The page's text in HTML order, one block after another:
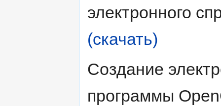
электронного
(скачать)
Создание
программы